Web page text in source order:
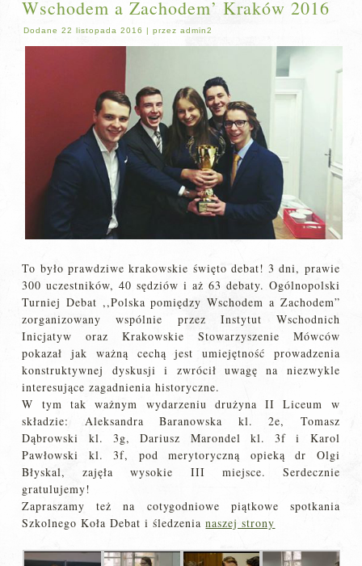
Wschodem a Zachodem’ Kraków 2016
Dodane 22 listopada 2016 |przez admin2
To było prawdziwe krakowskie święto debat! 3 dni, prawie
300 uczestników, 40 sędziów i aż 63 debaty. Ogólnopolski
Turniej Debat ,,Polska pomiędzy Wschodem a Zachodem”
zorganizowany wspólnie przez Instytut Wschodnich
Inicjatyw oraz Krakowskie Stowarzyszenie Mówców
pokazał jak ważną cechą jest umiejętność prowadzenia
konstruktywnej dyskusji i zwrócił uwagę na niezwykle
interesujące zagadnienia historyczne.
W tym tak ważnym wydarzeniu drużyna II Liceum w
składzie: Aleksandra Baranowska kl. 2e, Tomasz
Dąbrowski kl. 3g, Dariusz Marondel kl. 3f i Karol
Pawłowski kl. 3f, pod merytoryczną opieką dr Olgi
Błyskal, zajęła wysokie III miejsce. Serdecznie
gratulujemy!
Zapraszamy też na cotygodniowe piątkowe spotkania
Szkolnego Koła Debat i śledzenianaszej strony